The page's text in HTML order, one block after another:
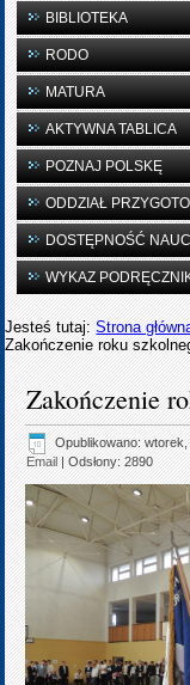
BIBLIOTEKA
RODO
MATURA
AKTYWNA TABLICA
POZNAJ POLSKĘ
ODDZIAŁ
DOSTĘPNOŚĆ
WYKAZ
Jesteś tutaj:Strona
Zakończenie roku
Zakończenie
Opublikowano:
Email | Odsłony: 2890